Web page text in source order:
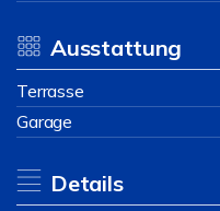
Ausstattung
Terrasse
Garage
Details